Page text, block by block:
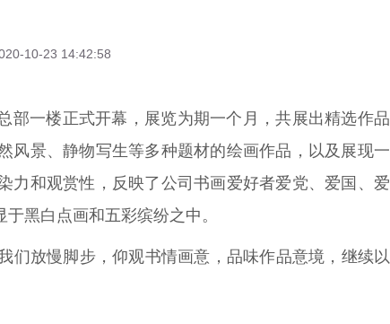
10-23 14:42:58
部一楼正式开幕，展览为期一个月，共展出精选作品
风景、静物写生等多种题材的绘画作品，以及展现一
力和观赏性，反映了公司书画爱好者爱党、爱国、爱
黑白点画和五彩缤纷之中。
们放慢脚步，仰观书情画意，品味作品意境，继续以